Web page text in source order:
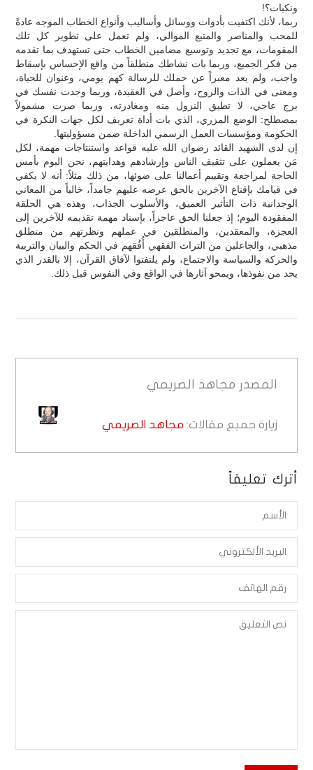
ونكبات؟!
ربما، لأنك اكتفيت بأدوات ووسائل وأساليب وأنواع الخطاب الموجه عادةً
للمحب والمناصر والمتبع الموالي، ولم تعمل على تطوير كل تلك
المقومات، مع تجديد وتوسيع مضامين الخطاب حتى تستهدف بما تقدمه
من فكر الجميع، وربما بات نشاطك منطلقاً من واقع الإحساس بإسقاط
واجب، ولم يعد معبراً عن حملك للرسالة كهم يومي، وعنوان للحياة،
ومعنى في الذات والروح، وأصل في العقيدة، وربما وجدت نفسك في
برج عاجي، لا تطيق النزول منه ومغادرته، وربما صرت مشمولاً
بمصطلح: الوضع المزري، الذي بات أداة تعريف لكل جهات النكرة في
الحكومة ومؤسسات العمل الرسمي الداخلة ضمن مسؤوليتها.
إن لدى الشهيد القائد رضوان الله عليه قواعد واستنتاجات مهمة، لكل
مَن يعملون على تثقيف الناس وإرشادهم وهدايتهم، نحن اليوم بأمس
الحاجة لمراجعة وتقييم أعمالنا على ضوئها، من ذلك مثلاً: أنه لا يكفي
في قيامك بإقناع الآخرين بالحق عرضه عليهم جامداً، خالياً من المعاني
الوجدانية ذات التأثير العميق، والأسلوب الجذاب، وهذه هي الحلقة
المفقودة اليوم؛ إذ جعلنا الحق عاجزاً، بإسناد مهمة تقديمه للآخرين إلى
العجزة، والمعقدين، والمنطلقين في عملهم ونظرتهم من منطلق
مذهبي، والجاعلين من التراث الفقهي أُفُقهم في الحكم والبيان والتربية
والحركة والسياسة والاجتماع، ولم يلتفتوا لآفاق القرآن، إلا بالقدر الذي
يحد من نفوذها، ويمحو آثارها في الواقع وفي النفوس قبل ذلك.
المصدر مجاهد الصريمي
زيارة جميع مقالات: مجاهد الصريمي
أترك تعليقاً